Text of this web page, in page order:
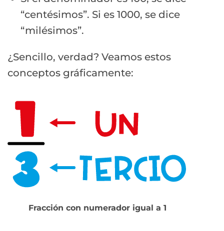
“centésimos”. Si es 1000, se dice
“milésimos”.
¿Sencillo, verdad? Veamos estos
conceptos gráficamente:
Fracción con numerador igual a 1